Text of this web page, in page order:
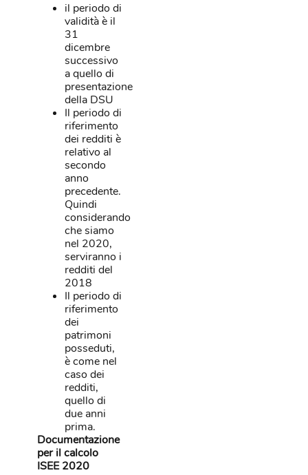
il periodo di
validità è il
31
dicembre
successivo
a quello di
presentazione
della DSU
Il periodo di
riferimento
dei redditi è
relativo al
secondo
anno
precedente.
Quindi
considerando
che siamo
nel 2020,
serviranno i
redditi del
2018
Il periodo di
riferimento
dei
patrimoni
posseduti,
è come nel
caso dei
redditi,
quello di
due anni
prima.
Documentazione
per il calcolo
ISEE 2020